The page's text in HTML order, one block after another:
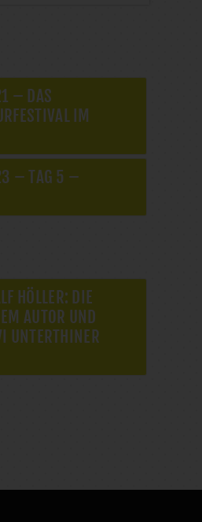
– DAS
IM
– TAG 5 –
HÖLLER: DIE
AUTOR UND
UNTERTHINER